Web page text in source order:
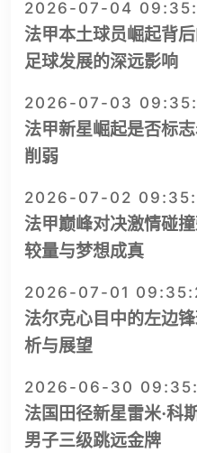
2026-07-04
法甲本土球员崛起背
足球发展的深远影响
2026-07-03
法甲新星崛起是否标
削弱
2026-07-02
法甲巅峰对决激情碰
较量与梦想成真
2026-07-01
法尔克心目中的左边
析与展望
2026-06-30
法国田径新星雷米·科
男子三级跳远金牌